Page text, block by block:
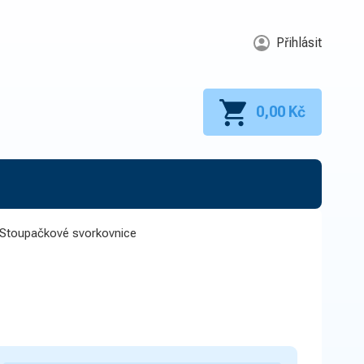
Přihlásit
0,00 Kč
Stoupačkové svorkovnice